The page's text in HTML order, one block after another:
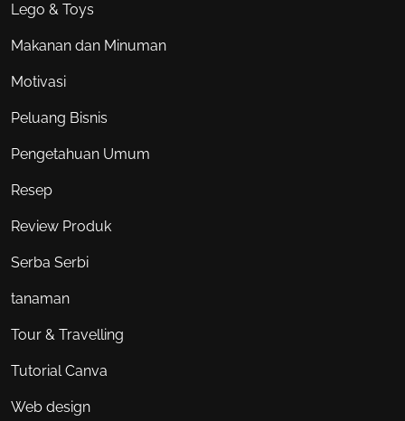
Lego & Toys
Makanan dan Minuman
Motivasi
Peluang Bisnis
Pengetahuan Umum
Resep
Review Produk
Serba Serbi
tanaman
Tour & Travelling
Tutorial Canva
Web design